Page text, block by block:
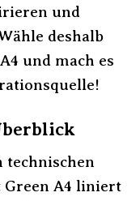
und
deshalb
und mach es
technischen
Green A4 liniert